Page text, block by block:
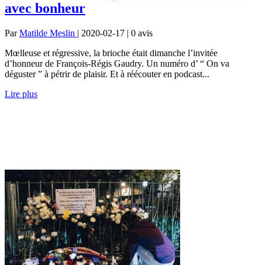
avec bonheur
ParMatilde Meslin | 2020-02-17 | 0 avis
Mœlleuse et régressive, la brioche était dimanche l’invitée
d’honneur de François-Régis Gaudry. Un numéro d’ “ On va
déguster ” à pétrir de plaisir. Et à réécouter en podcast...
Lire plus